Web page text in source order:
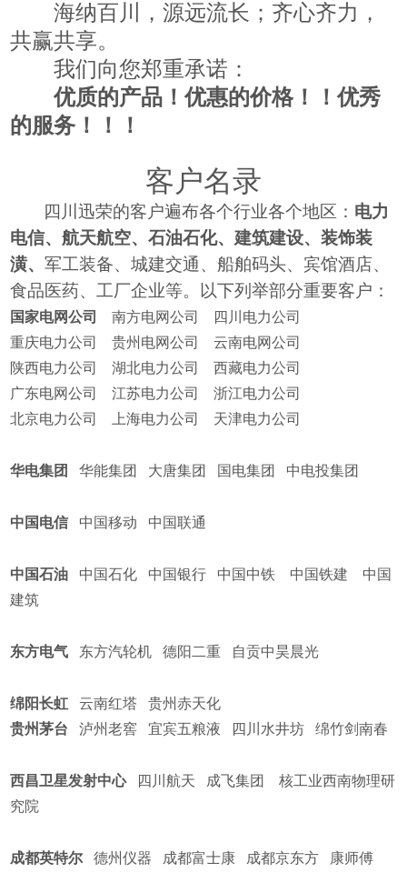
海纳百川，源远流长；齐心齐力，
共赢共享。
我们向您郑重承诺：
优质的产品！优惠的价格！！优秀
的服务！！！
客户名录
四川迅荣的客户遍布各个行业各个地区： 电力
电信、航天航空、石油石化、建筑建设、装饰装
潢、军工装备、城建交通、船舶码头、宾馆酒店、
食品医药、工厂企业等。以下列举部分重要客户：
国家电网公司 南方电网公司
四川电力公司
重庆电力公司
贵州电网公司
云南电网公司
陕西电力公司
湖北电力公司
西藏电力公司
广东电网公司
江苏电力公司
浙江电力公司
北京电力公司
上海电力公司 天津电力公司
华电集团 华能集团 大唐集团 国电集团 中电投集团
中国电信 中国移动 中国联通
中国石油 中国石化 中国银行 中国中铁 中国铁建
中国
建筑
东方电气 东方汽轮机 德阳二重 自贡中昊晨光
绵阳长虹 云南红塔
贵州赤天化
贵州茅台
泸州老窖 宜宾五粮液 四川水井坊 绵竹剑南春
西昌卫星发射中心 四川航天 成飞集团
核工业西南物理研
究院
成都英特尔 德州仪器 成都富士康 成都京东方
康师傅